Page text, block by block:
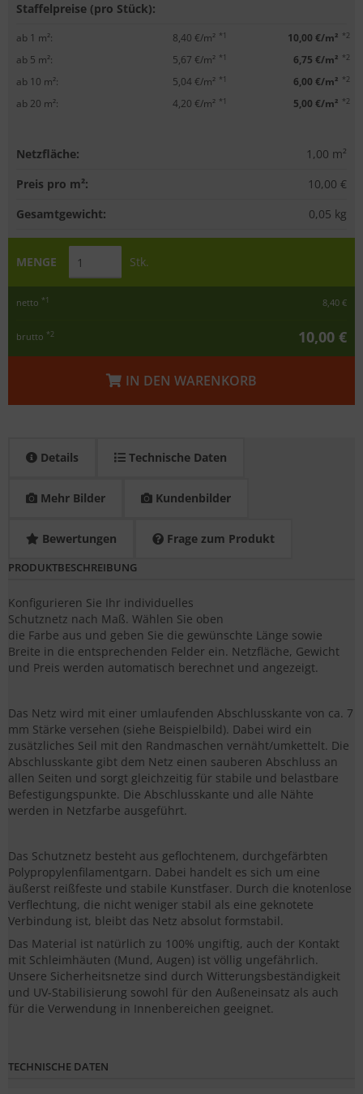
Staffelpreise (pro Stück):
ab 1 m²: 8,40 €/m² *1 10,00 €/m² *2
ab 5 m²: 5,67 €/m² *1 6,75 €/m² *2
ab 10 m²: 5,04 €/m² *1 6,00 €/m² *2
ab 20 m²: 4,20 €/m² *1 5,00 €/m² *2
Netzfläche: 1,00 m²
Preis pro m²:
10,00 €
Gesamtgewicht:
0,05 kg
MENGE Stk.
netto *1 8,40 €
brutto *2 10,00 €
IN DEN WARENKORB
Details Technische Daten
Mehr Bilder Kundenbilder
Bewertungen Frage zum Produkt
PRODUKTBESCHREIBUNG
Konfigurieren Sie Ihr individuelles
Schutznetz nach Maß. Wählen Sie oben
die Farbe aus und geben Sie die gewünschte Länge sowie
Breite in die entsprechenden Felder ein. Netzfläche, Gewicht
und Preis werden automatisch berechnet und angezeigt.
Das Netz wird mit einer umlaufenden Abschlusskante von ca. 7
mm Stärke versehen (siehe Beispielbild). Dabei wird ein
zusätzliches Seil mit den Randmaschen vernäht/umkettelt. Die
Abschlusskante gibt dem Netz einen sauberen Abschluss an
allen Seiten und sorgt gleichzeitig für stabile und belastbare
Befestigungspunkte. Die Abschlusskante und alle Nähte
werden in Netzfarbe ausgeführt.
Das Schutznetz besteht aus geflochtenem, durchgefärbten
Polypropylenfilamentgarn. Dabei handelt es sich um eine
äußerst reißfeste und stabile Kunstfaser. Durch die knotenlose
Verflechtung, die nicht weniger stabil als eine geknotete
Verbindung ist, bleibt das Netz absolut formstabil.
Das Material ist natürlich zu 100% ungiftig, auch der Kontakt
mit Schleimhäuten (Mund, Augen) ist völlig ungefährlich.
Unsere Sicherheitsnetze sind durch Witterungsbeständigkeit
und UV-Stabilisierung sowohl für den Außeneinsatz als auch
für die Verwendung in Innenbereichen geeignet.
TECHNISCHE DATEN